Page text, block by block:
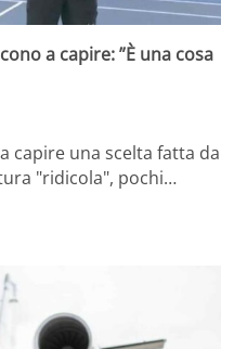
a capire: ”È una cosa
capire una scelta fatta da
"ridicola", pochi…